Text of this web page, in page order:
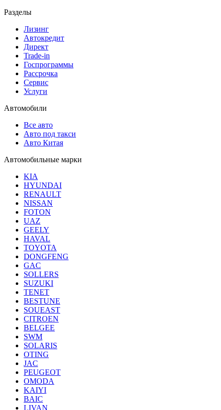
Разделы
Лизинг
Автокредит
Директ
Trade-in
Госпрограммы
Рассрочка
Сервис
Услуги
Автомобили
Все авто
Авто под такси
Авто Китая
Автомобильные марки
KIA
HYUNDAI
RENAULT
NISSAN
FOTON
UAZ
GEELY
HAVAL
TOYOTA
DONGFENG
GAC
SOLLERS
SUZUKI
TENET
BESTUNE
SOUEAST
CITROEN
BELGEE
SWM
SOLARIS
OTING
JAC
PEUGEOT
OMODA
KAIYI
BAIC
LIVAN